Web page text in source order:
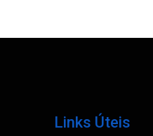
Links Úteis